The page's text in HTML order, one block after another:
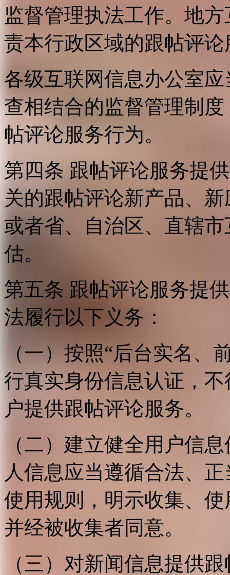
监督管理执法工作。地
责本行政区域的跟帖评
各级互联网信息办公室
查相结合的监督管理制
帖评论服务行为。
第四条 跟帖评论服务提
关的跟帖评论新产品、
或者省、自治区、直辖
估。
第五条 跟帖评论服务提
法履行以下义务：
（一）按照“后台实名、
行真实身份信息认证，
户提供跟帖评论服务。
（二）建立健全用户信
人信息应当遵循合法、
使用规则，明示收集、
并经被收集者同意。
（三）对新闻信息提供